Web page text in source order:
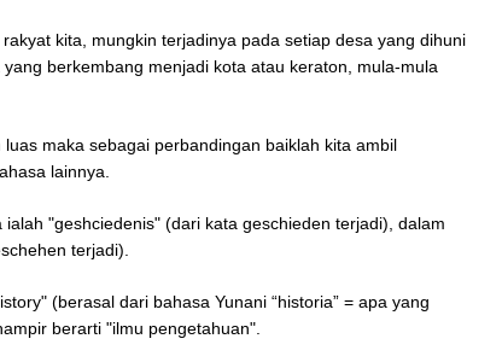
kita, mungkin terjadinya pada setiap desa yang dihuni
berkembang menjadi kota atau keraton, mula-mula
maka sebagai perbandingan baiklah kita ambil
lainnya.
"geshciedenis" (dari kata geschieden terjadi), dalam
terjadi).
(berasal dari bahasa Yunani “historia” = apa yang
berarti "ilmu pengetahuan".